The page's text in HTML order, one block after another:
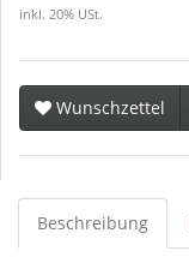
inkl. 20% USt.
Wunschzettel
Beschreibung